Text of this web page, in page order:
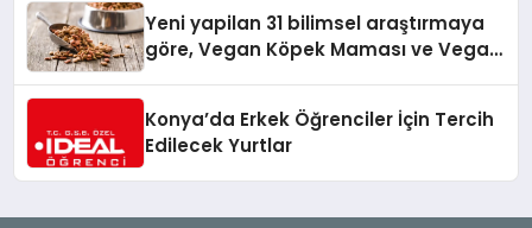
Yeni yapilan 31 bilimsel araştırmaya
göre, Vegan Köpek Maması ve Vegan
Konya’da Erkek Öğrenciler İçin Tercih
Edilecek Yurtlar